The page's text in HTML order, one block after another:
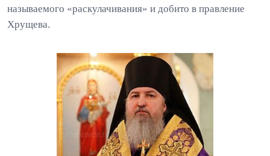
называемого «раскулачивания» и добито в правление
Хрущева.